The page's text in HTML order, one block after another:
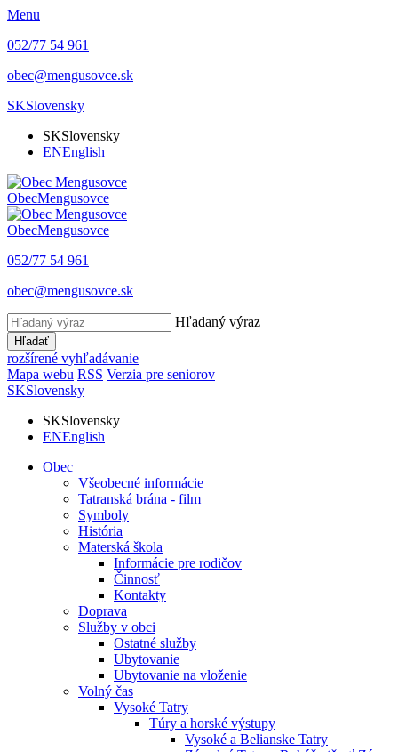
Menu
052/77 54 961
obec@mengusovce.sk
SKSlovensky
SKSlovensky
ENEnglish
ObecMengusovce
ObecMengusovce
052/77 54 961
obec@mengusovce.sk
Hľadaný výraz
Hľadať
rozšírené vyhľadávanie
Mapa webu RSS Verzia pre seniorov
SKSlovensky
SKSlovensky
ENEnglish
Obec
Všeobecné informácie
Tatranská brána - film
Symboly
História
Materská škola
Informácie pre rodičov
Činnosť
Kontakty
Doprava
Služby v obci
Ostatné služby
Ubytovanie
Ubytovanie na vloženie
Volný čas
Vysoké Tatry
Túry a horské výstupy
Vysoké a Belianske Tatry